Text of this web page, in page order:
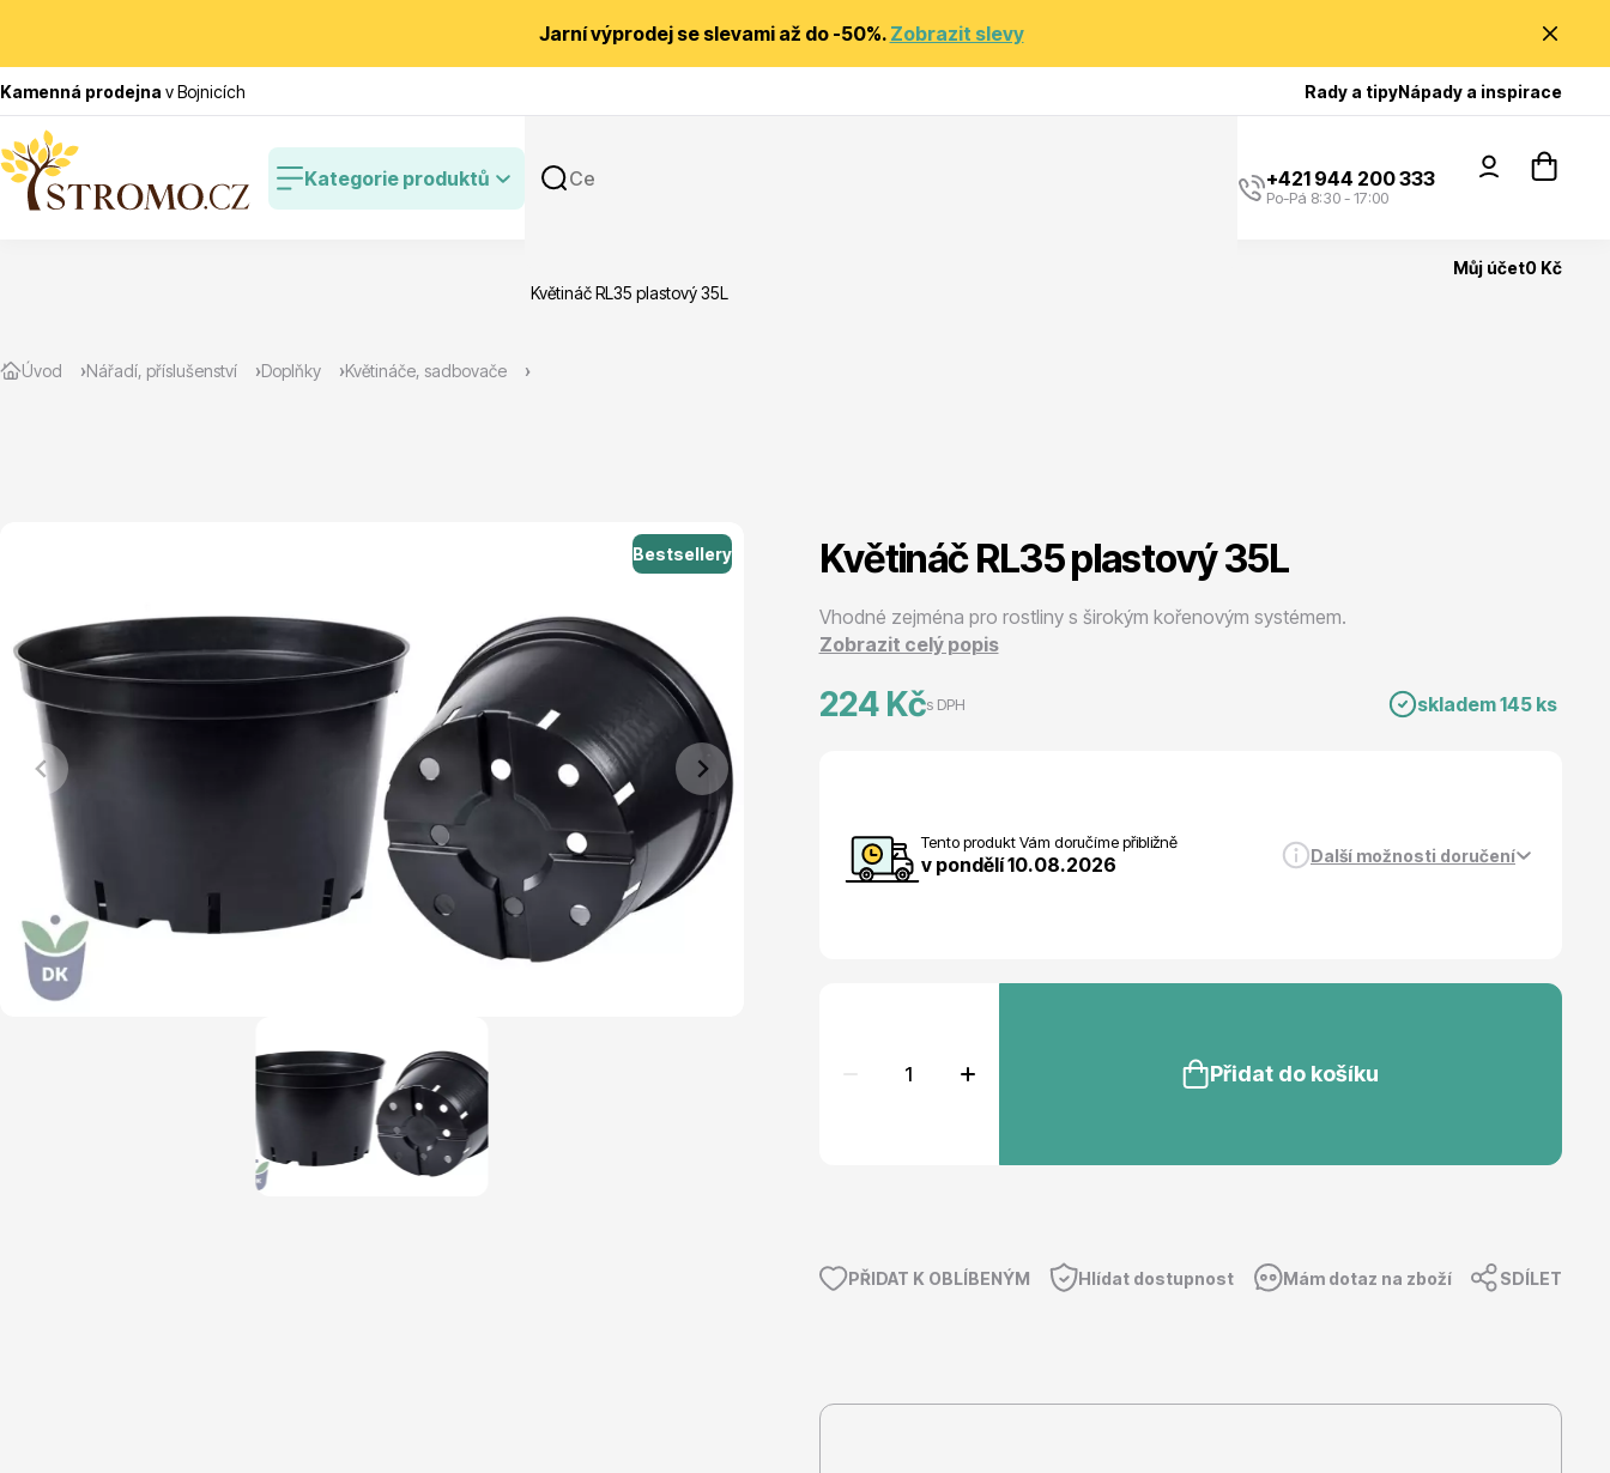
Jarní výprodej se slevami až do -50%. Zobrazit slevy
Kamenná prodejna v Bojnicích Rady a tipyNápady a inspirace
Kategorie produktů
Poradíme Vám?
+421 944 200 333
Po-Pá 8:30 - 17:00
Můj účet0 Kč
Zlevněné
Vřesovištní rostliny
Vánoční stromky v květináčích a
řezané
Cibuloviny
Nářadí, příslušenství
Trvalky
Okrasné trávy
Listnaté stromy
Úvod Nářadí, příslušenství Doplňky Květináče, sadbovače
Květináč RL35 plastový 35L
Květináč RL35 plastový 35L
Vhodné zejména pro rostliny s širokým kořenovým systémem.
Zobrazit celý popis
224 Kčs DPH skladem 145 ks
Tento produkt Vám doručíme přibližně
v pondělí 10.08.2026 Další možnosti doručení
Přidat do košíku
PŘIDAT K OBLÍBENÝM Hlídat dostupnost Mám dotaz na zboží SDÍLET
Bestsellery